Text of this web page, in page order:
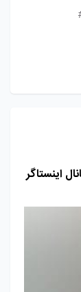
اینستاگر